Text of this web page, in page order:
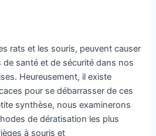
rats et les souris, peuvent causer
de santé et de sécurité dans nos
Heureusement, il existe
pour se débarrasser de ces
synthèse, nous examinerons
de dératisation les plus
à souris et